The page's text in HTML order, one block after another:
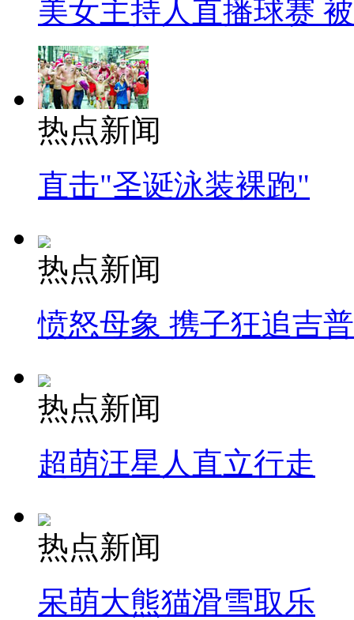
美女主持人直播球赛
热点新闻
直击"圣诞泳装裸跑"
热点新闻
愤怒母象 携子狂追吉
热点新闻
超萌汪星人直立行走
热点新闻
呆萌大熊猫滑雪取乐